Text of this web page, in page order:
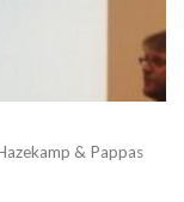
& Pappas